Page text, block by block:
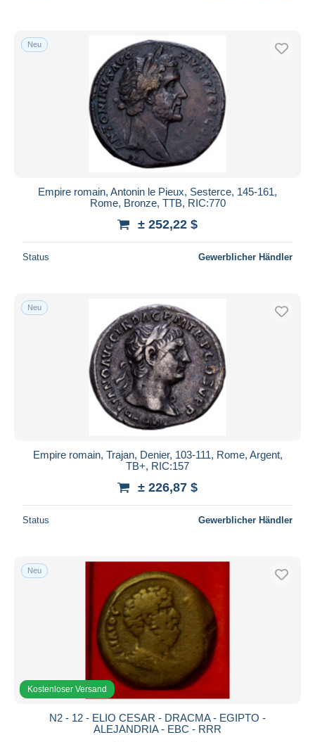
Neu
Empire romain, Antonin le Pieux, Sesterce, 145-161,
Rome, Bronze, TTB, RIC:770
± 252,22 $
Status Gewerblicher Händler
Neu
Empire romain, Trajan, Denier, 103-111, Rome, Argent,
TB+, RIC:157
± 226,87 $
Status Gewerblicher Händler
Neu
Kostenloser Versand
N2 - 12 - ELIO CESAR - DRACMA - EGIPTO -
ALEJANDRIA - EBC - RRR